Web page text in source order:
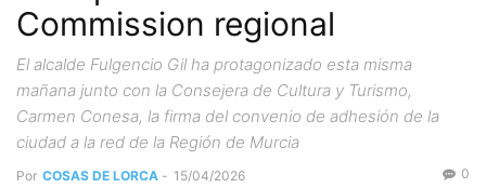
Commission regional
El alcalde Fulgencio Gil ha protagonizado esta misma
mañana junto con la Consejera de Cultura y Turismo,
Carmen Conesa, la firma del convenio de adhesión de la
ciudad a la red de la Región de Murcia
Por COSAS DE LORCA - 15/04/2026 0